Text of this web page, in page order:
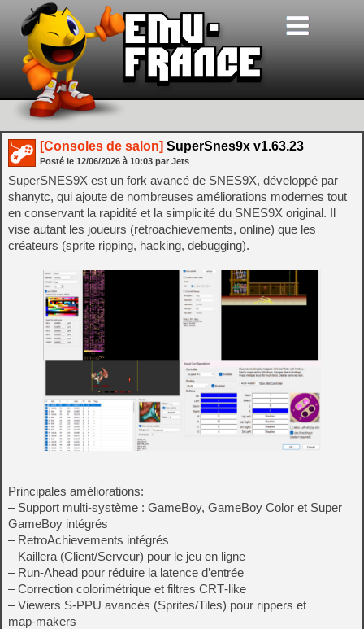
[Consoles de salon] SuperSnes9x v1.63.23
Posté le 12/06/2026 à 10:03 par Jets
SuperSNES9X est un fork avancé de SNES9X, développé par
shanytc, qui ajoute de nombreuses améliorations modernes tout
en conservant la rapidité et la simplicité du SNES9X original. Il
vise autant les joueurs (retroachievements, online) que les
créateurs (sprite ripping, hacking, debugging).
Principales améliorations:
– Support multi-système : GameBoy, GameBoy Color et Super
GameBoy intégrés
– RetroAchievements intégrés
– Kaillera (Client/Serveur) pour le jeu en ligne
– Run‑Ahead pour réduire la latence d’entrée
– Correction colorimétrique et filtres CRT‑like
– Viewers S-PPU avancés (Sprites/Tiles) pour rippers et
map‑makers